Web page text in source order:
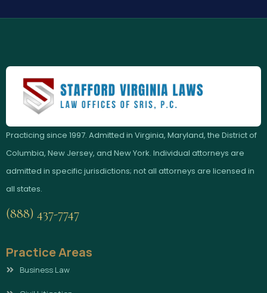
Practicing since 1997. Admitted in Virginia, Maryland, the District of
Columbia, New Jersey, and New York. Individual attorneys are
admitted in specific jurisdictions; not all attorneys are licensed in
all states.
(888) 437-7747
Practice Areas
Business Law